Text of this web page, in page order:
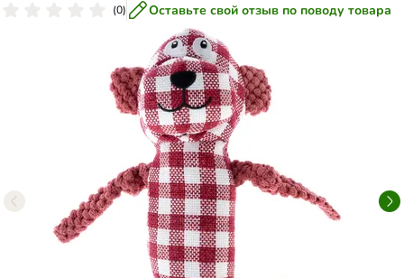
(0) Оставьте свой отзыв по поводу товара